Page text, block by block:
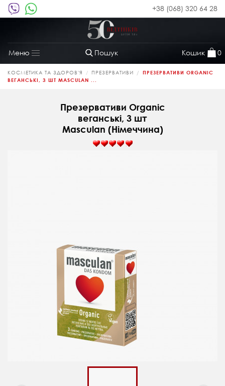
+38 (068) 320 64 28
Пошук Кошик 0
Меню
Toggle
navigation
КОСМЕТИКА ТА ЗДОРОВ'Я ПРЕЗЕРВАТИВИ
ПРЕЗЕРВАТИВИ ORGANIC
ВЕГАНСЬКІ, 3 ШТ MASCULAN ...
Презервативи Organic
веганські, 3 шт
Masculan (Німеччина)